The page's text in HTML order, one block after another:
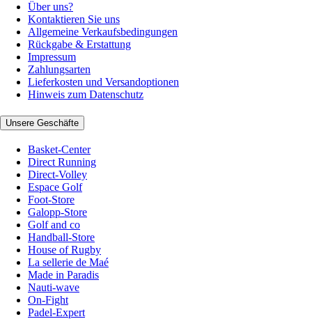
Über uns?
Kontaktieren Sie uns
Allgemeine Verkaufsbedingungen
Rückgabe & Erstattung
Impressum
Zahlungsarten
Lieferkosten und Versandoptionen
Hinweis zum Datenschutz
Unsere Geschäfte
Basket-Center
Direct Running
Direct-Volley
Espace Golf
Foot-Store
Galopp-Store
Golf and co
Handball-Store
House of Rugby
La sellerie de Maé
Made in Paradis
Nauti-wave
On-Fight
Padel-Expert